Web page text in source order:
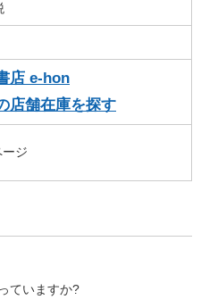
店 e-hon
店舗在庫を探す
ジ
ていますか?